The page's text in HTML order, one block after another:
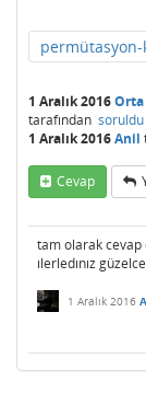
1 Aralık 2016
tarafından soruldu
1 Aralık 2016Anil
Cevap
tam olarak cevap
ılerledınız
1 Aralık 2016